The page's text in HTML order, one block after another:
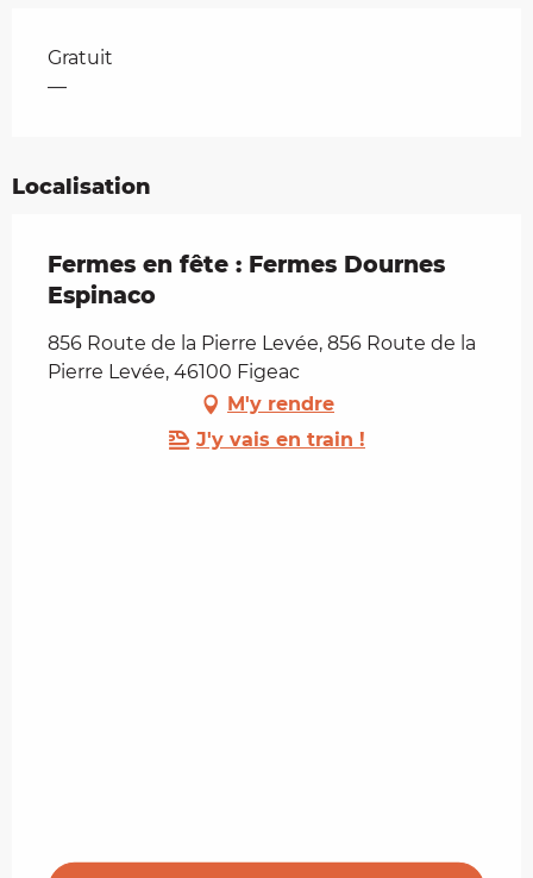
Tarifs 2026
Gratuit
—
Localisation
Fermes en fête : Fermes Dournes
Espinaco
856 Route de la Pierre Levée, 856 Route de la
Pierre Levée, 46100 Figeac
M'y rendre
J'y vais en train !